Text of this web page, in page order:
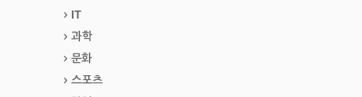
IT
과학
문화
스포츠